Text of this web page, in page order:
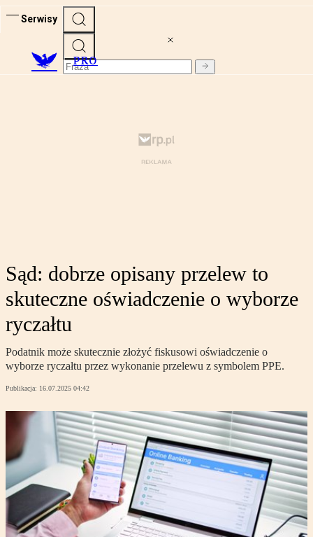
Serwisy
PRO
Sąd: dobrze opisany przelew to
skuteczne oświadczenie o wyborze
ryczałtu
Podatnik może skutecznie złożyć fiskusowi oświadczenie o
wyborze ryczałtu przez wykonanie przelewu z symbolem PPE.
Publikacja: 16.07.2025 04:42